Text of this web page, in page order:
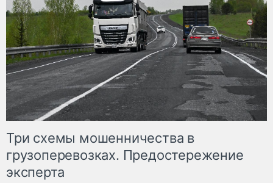
Три схемы мошенничества в
грузоперевозках. Предостережение
эксперта